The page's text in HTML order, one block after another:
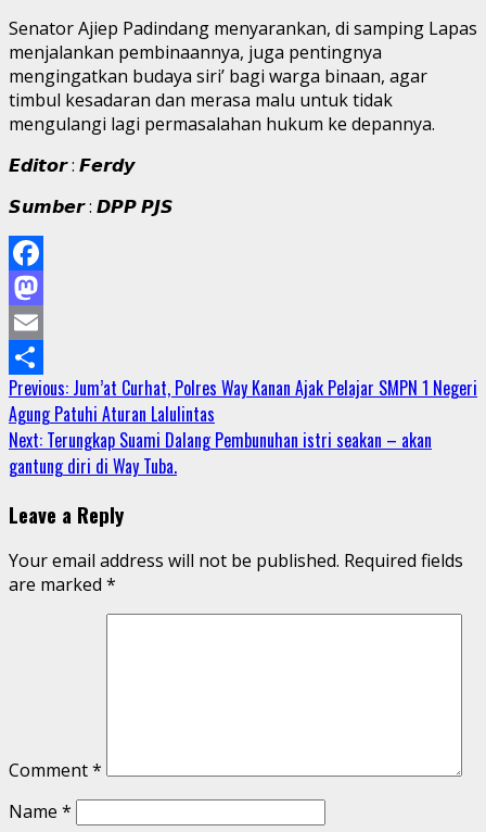
Senator Ajiep Padindang menyarankan, di samping Lapas
menjalankan pembinaannya, juga pentingnya
mengingatkan budaya siri’ bagi warga binaan, agar
timbul kesadaran dan merasa malu untuk tidak
mengulangi lagi permasalahan hukum ke depannya.
𝙀𝙙𝙞𝙩𝙤𝙧 : 𝙁𝙚𝙧𝙙𝙮
𝙎𝙪𝙢𝙗𝙚𝙧 : 𝘿𝙋𝙋 𝙋𝙅𝙎
Facebook
Mastodon
Email
Share
Continue
Reading
Previous: Jum’at Curhat, Polres Way Kanan Ajak Pelajar SMPN 1 Negeri
Agung Patuhi Aturan Lalulintas
Next: Terungkap Suami Dalang Pembunuhan istri seakan – akan
gantung diri di Way Tuba.
Leave a Reply
Your email address will not be published. Required fields
are marked *
Comment*
Name *